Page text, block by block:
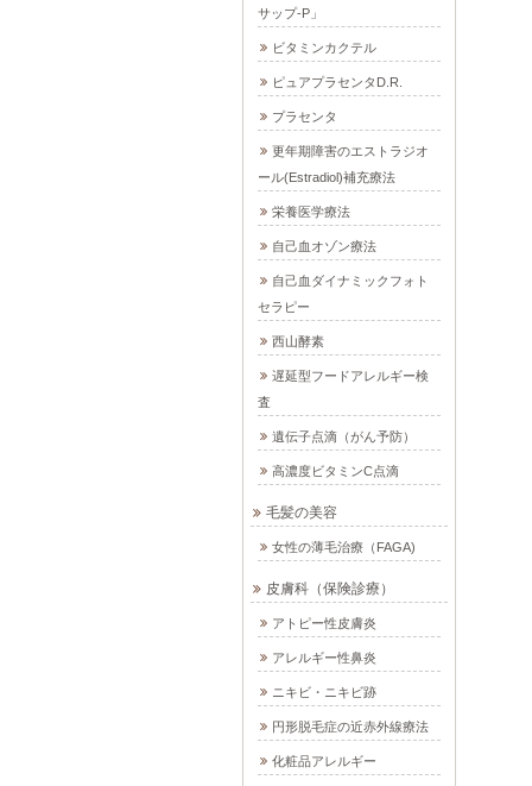
サップ-P」
ビタミンカクテル
ピュアプラセンタD.R.
プラセンタ
更年期障害のエストラジオ
ール(Estradiol)補充療法
栄養医学療法
自己血オゾン療法
自己血ダイナミックフォト
セラピー
西山酵素
遅延型フードアレルギー検
査
遺伝子点滴（がん予防）
高濃度ビタミンC点滴
毛髪の美容
女性の薄毛治療（FAGA)
皮膚科（保険診療）
アトピー性皮膚炎
アレルギー性鼻炎
ニキビ・ニキビ跡
円形脱毛症の近赤外線療法
化粧品アレルギー